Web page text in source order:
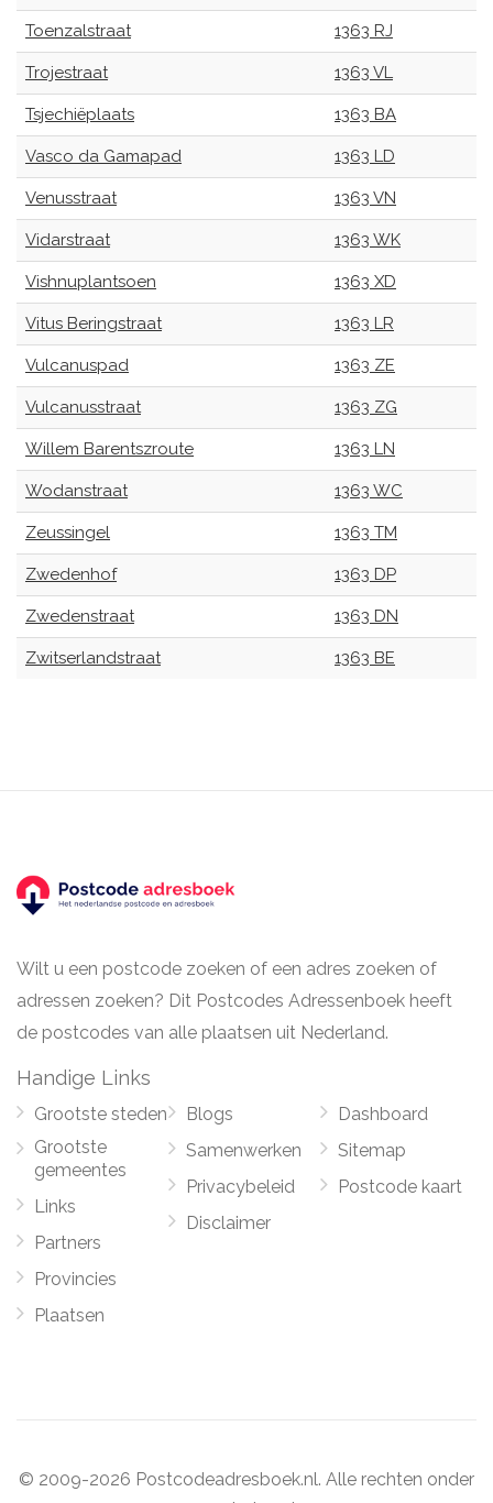
Toenzalstraat 1363 RJ
Trojestraat 1363 VL
Tsjechiëplaats 1363 BA
Vasco da Gamapad 1363 LD
Venusstraat 1363 VN
Vidarstraat 1363 WK
Vishnuplantsoen 1363 XD
Vitus Beringstraat 1363 LR
Vulcanuspad 1363 ZE
Vulcanusstraat 1363 ZG
Willem Barentszroute 1363 LN
Wodanstraat 1363 WC
Zeussingel 1363 TM
Zwedenhof 1363 DP
Zwedenstraat 1363 DN
Zwitserlandstraat 1363 BE
Wilt u een postcode zoeken of een adres zoeken of
adressen zoeken? Dit Postcodes Adressenboek heeft
de postcodes van alle plaatsen uit Nederland.
Handige Links
Grootste steden
Grootste
gemeentes
Links
Partners
Provincies
Plaatsen
Blogs
Samenwerken
Privacybeleid
Disclaimer
Dashboard
Sitemap
Postcode kaart
© 2009-2026 Postcodeadresboek.nl. Alle rechten onder